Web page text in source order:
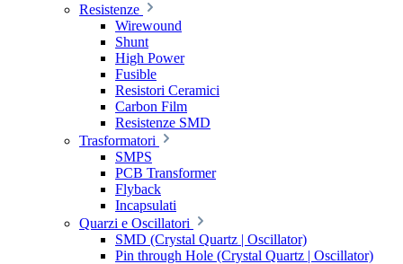
Resistenze
Wirewound
Shunt
High Power
Fusible
Resistori Ceramici
Carbon Film
Resistenze SMD
Trasformatori
SMPS
PCB Transformer
Flyback
Incapsulati
Quarzi e Oscillatori
SMD (Crystal Quartz | Oscillator)
Pin through Hole (Crystal Quartz | Oscillator)